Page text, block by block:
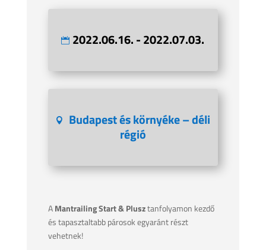
2022.06.16. - 2022.07.03.
Budapest és környéke – déli
régió
AMantrailing Start & Plusztanfolyamon kezdő
és tapasztaltabb párosok egyaránt részt
vehetnek!